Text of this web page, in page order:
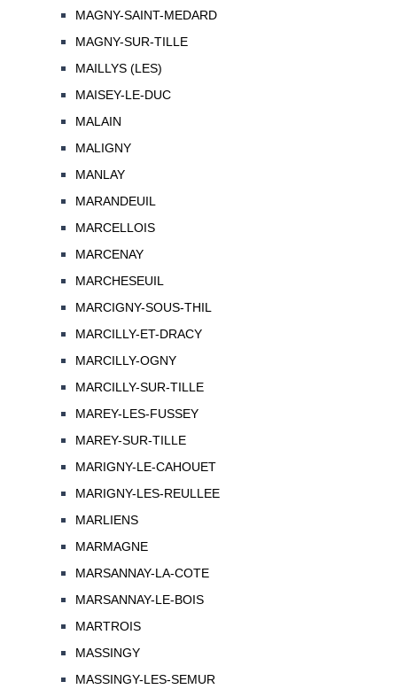
MAGNY-SAINT-MEDARD
MAGNY-SUR-TILLE
MAILLYS (LES)
MAISEY-LE-DUC
MALAIN
MALIGNY
MANLAY
MARANDEUIL
MARCELLOIS
MARCENAY
MARCHESEUIL
MARCIGNY-SOUS-THIL
MARCILLY-ET-DRACY
MARCILLY-OGNY
MARCILLY-SUR-TILLE
MAREY-LES-FUSSEY
MAREY-SUR-TILLE
MARIGNY-LE-CAHOUET
MARIGNY-LES-REULLEE
MARLIENS
MARMAGNE
MARSANNAY-LA-COTE
MARSANNAY-LE-BOIS
MARTROIS
MASSINGY
MASSINGY-LES-SEMUR